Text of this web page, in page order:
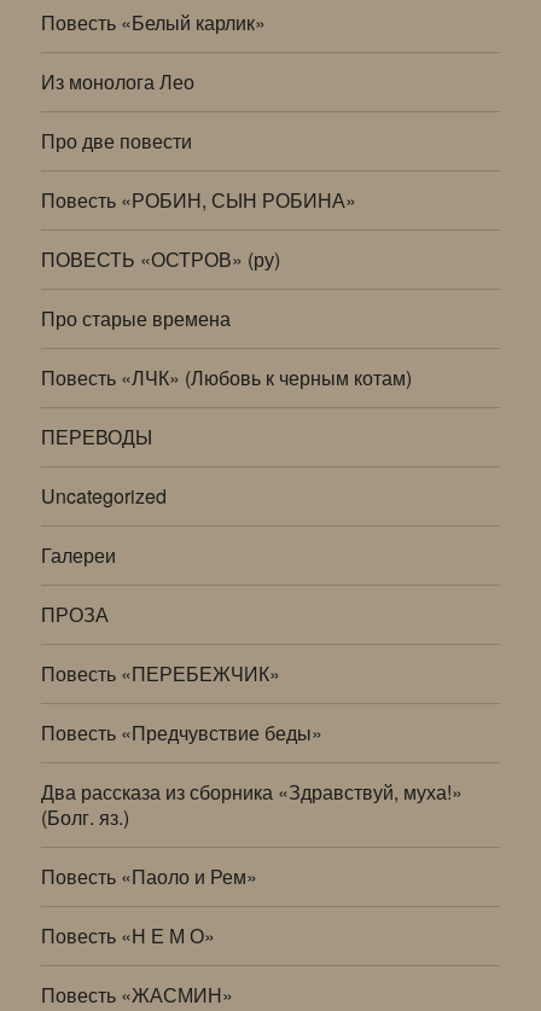
Повесть «Белый карлик»
Из монолога Лео
Про две повести
Повесть «РОБИН, СЫН РОБИНА»
ПОВЕСТЬ «ОСТРОВ» (ру)
Про старые времена
Повесть «ЛЧК» (Любовь к черным котам)
ПЕРЕВОДЫ
Uncategorized
Галереи
ПРОЗА
Повесть «ПЕРЕБЕЖЧИК»
Повесть «Предчувствие беды»
Два рассказа из сборника «Здравствуй, муха!»
(Болг. яз.)
Повесть «Паоло и Рем»
Повесть «Н Е М О»
Повесть «ЖАСМИН»